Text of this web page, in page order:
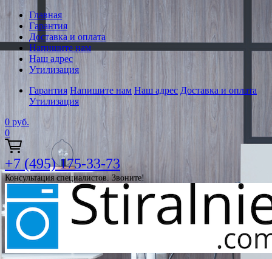
Главная
Гарантия
Доставка и оплата
Напишите нам
Наш адрес
Утилизация
Гарантия Напишите нам Наш адрес Доставка и оплата
Утилизация
0 руб.
0
+7 (495) 175-33-73
Консультация специалистов. Звоните!